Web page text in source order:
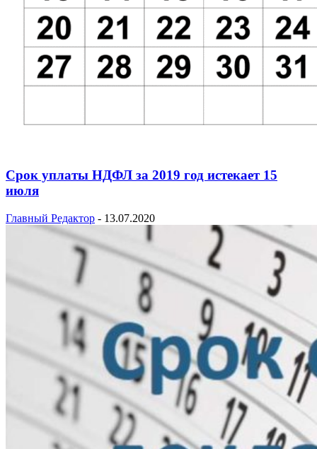
Срок уплаты НДФЛ за 2019 год истекает 15
июля
Главный Редактор - 13.07.2020